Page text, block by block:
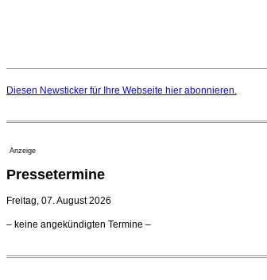
Diesen Newsticker für Ihre Webseite hier abonnieren.
Anzeige
Pressetermine
Freitag, 07. August 2026
– keine angekündigten Termine –